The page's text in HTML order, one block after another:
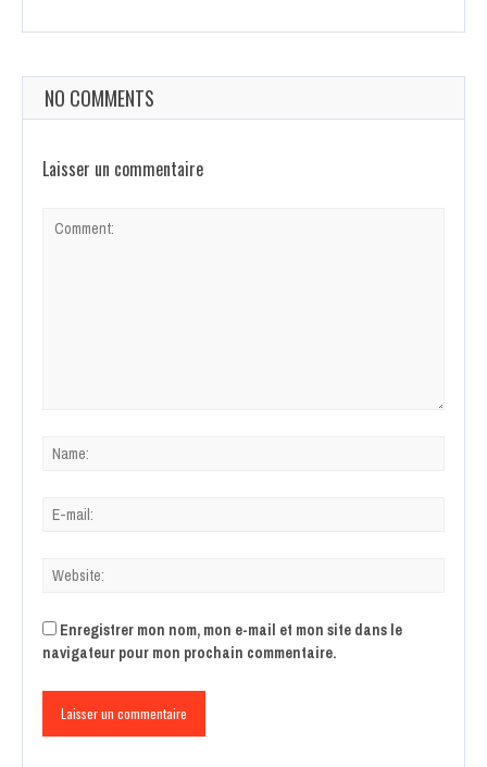
NO COMMENTS
Laisser un commentaire
Enregistrer mon nom, mon e-mail et mon site dans le
navigateur pour mon prochain commentaire.